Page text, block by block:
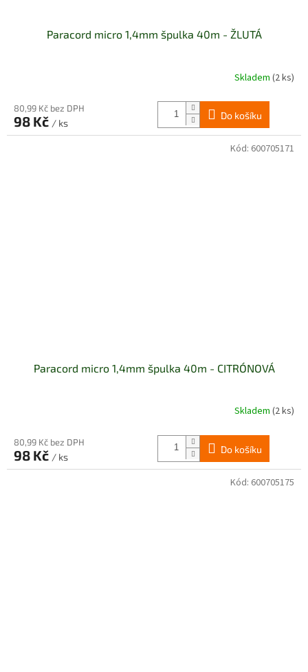
Paracord micro 1,4mm špulka 40m - ŽLUTÁ
Skladem (2 ks)
80,99 Kč bez DPH
98 Kč / ks
Do košíku
Paracord micro 1,4mm špulka 40m - CITRÓNOVÁ
Skladem (2 ks)
80,99 Kč bez DPH
98 Kč / ks
Do košíku
Kód: 600705171
Kód: 600705175